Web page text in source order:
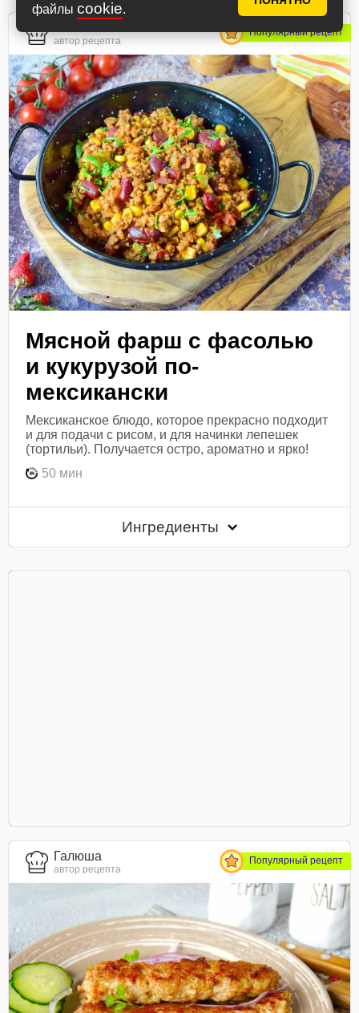
файлы cookie.
автор рецепта
Популярный рецепт
Мясной фарш с фасолью
и кукурузой по-
мексикански
Мексиканское блюдо, которое прекрасно подходит
и для подачи с рисом, и для начинки лепешек
(тортильи). Получается остро, ароматно и ярко!
50 мин
Ингредиенты
Галюша
автор рецепта
Популярный рецепт